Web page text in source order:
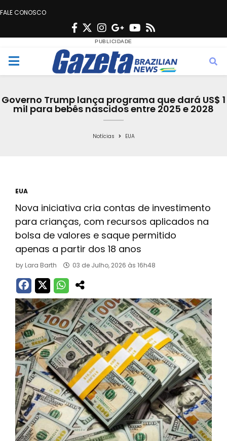
FALE CONOSCO
F
c
e
o
T
w
i
t
e
n
s
t
g
r
a
G
o
o
g
e
Y
u
t
b
s
M
n
Governo Trump lança programa que dará US$ 1
mil para bebês nascidos entre 2025 e 2028
Notícias EUA
EUA
Nova iniciativa cria contas de investimento
para crianças, com recursos aplicados na
bolsa de valores e saque permitido
apenas a partir dos 18 anos
by Lara Barth 03 de Julho, 2026 às 16h48